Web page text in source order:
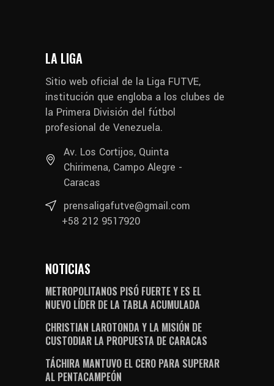
LA LIGA
Sitio web oficial de la Liga FUTVE,
institución que engloba a los clubes de
la Primera División del fútbol
profesional de Venezuela.
Av. Los Cortijos, Quinta
Chirimena, Campo Alegre -
Caracas
prensaligafutve@gmail.com
+58 212 9517920
NOTICIAS
METROPOLITANOS PISÓ FUERTE Y ES EL
NUEVO LÍDER DE LA TABLA ACUMULADA
CHRISTIAN LAROTONDA Y LA MISIÓN DE
CUSTODIAR LA PROPUESTA DE CARACAS
TÁCHIRA MANTUVO EL CERO PARA SUPERAR
AL PENTACAMPEÓN